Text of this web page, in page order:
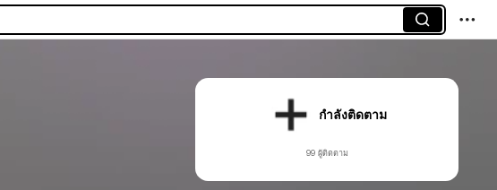
กำลังติดตาม
99 ผู้ติดตาม